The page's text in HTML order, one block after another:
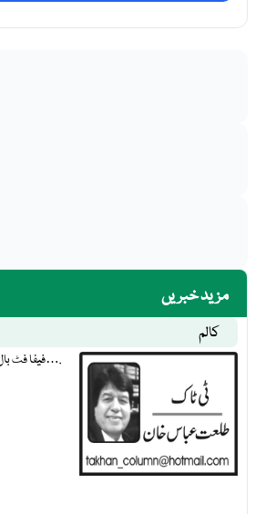
مزید خبریں
کالم
فیفا فٹ بال پاکستان کا مگر….